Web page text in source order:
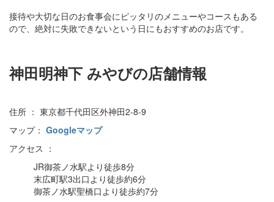
接待や大切な日のお食事会にピッタリのメニューやコースもある
ので、絶対に失敗できないという日にもおすすめのお店です。
神田明神下 みやびの店舗情報
住所 ： 東京都千代田区外神田2-8-9
マップ： Googleマップ
アクセス ：
JR御茶ノ水駅より徒歩8分
末広町駅3出口より徒歩約6分
御茶ノ水駅聖橋口より徒歩約7分